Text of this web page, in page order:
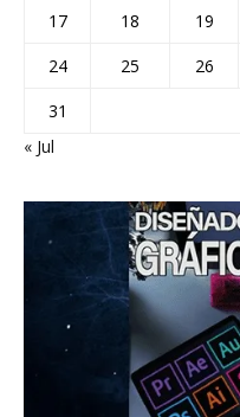
17 18 19
24
25 26
31
« Jul